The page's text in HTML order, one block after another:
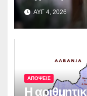
ΑΥΓ 4, 2026
ΑΠΟΨΕΙΣ
Η